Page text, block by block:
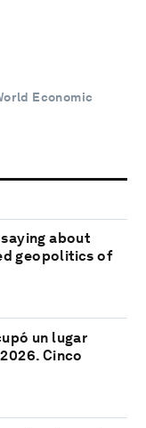
Economic
about
geopolitics of
un lugar
Cinco